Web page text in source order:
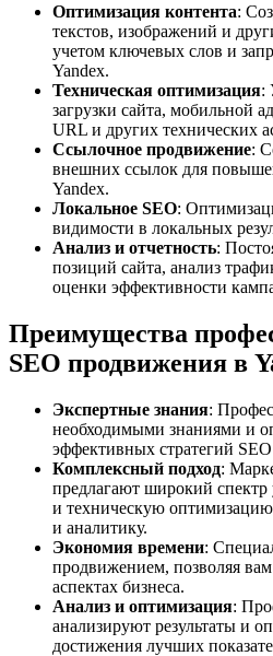
Оптимизация контента:
текстов, изображений и
учетом ключевых слов и
Yandex.
Техническая оптимизация:
загрузки сайта, мобильной
URL и других технических
Ссылочное продвижение:
внешних ссылок для
Yandex.
Локальное SEO:
видимости в локальных
Анализ и отчетность:
позиций сайта, анализ
оценки эффективности
Преимущества
SEO продвижения в
Экспертные знания:
необходимыми знаниями и
эффективных стратегий
Комплексный подход:
предлагают широкий спектр
и техническую
и аналитику.
Экономия времени:
продвижением, позволяя
аспектах бизнеса.
Анализ и оптимизация:
анализируют результаты и
достижения лучших